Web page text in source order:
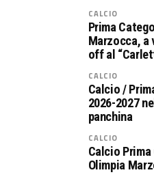
CALCIO
Prima
Marzocca, a
off al
CALCIO
Calcio /
2026-2027
panchina
CALCIO
Calcio
Olimpia